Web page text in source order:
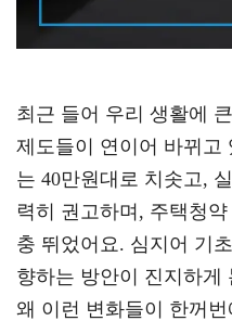
최근 들어 우리 생활에
제도들이 연이어 바뀌고
는 40만원대로 치솟고,
력히 권고하며, 주택청
충 뛰었어요. 심지어 기
향하는 방안이 진지하게
왜 이런 변화들이 한꺼